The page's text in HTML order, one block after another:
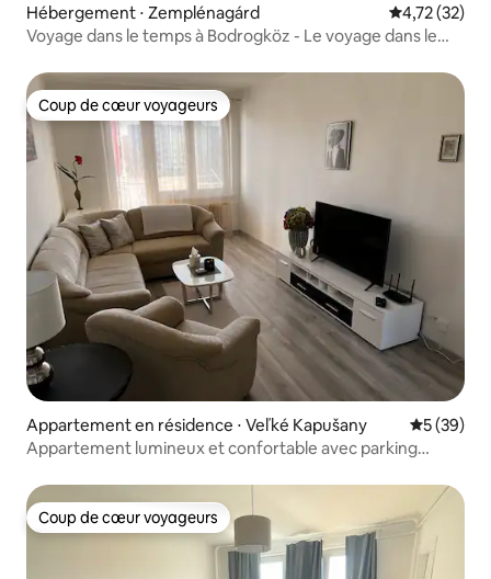
Hébergement ⋅ Zemplénagárd Évaluation
4,72 (32)
Voyage dans le temps à Bodrogköz - Le voyage dans le
Coup de cœur voyageurs
Coup de cœur voyageurs
Appartement en résidence ⋅ Veľké Kapušany
5 (39)
Appartement lumineux et confortable avec parking
Coup de cœur voyageurs
Coup de cœur voyageurs